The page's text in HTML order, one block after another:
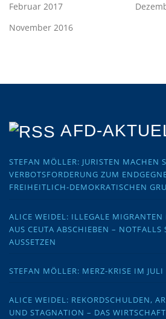
Februar 2017
November 2016
AFD-
STEFAN MÖLLER: JURISTEN MACHEN
VERBOTSFORDERUNG ZUM
FREIHEITLICH-DEMOKRATISCHEN
ALICE WEIDEL: ILLEGALE MIGRANTEN
AUS CEUTA ABSCHIEBEN – NOTFALLS
AUSSETZEN
STEFAN MÖLLER: MERZ-KRISE IM JULI
ALICE WEIDEL: REKORDSCHULDEN,
UND STAGNATION – DAS